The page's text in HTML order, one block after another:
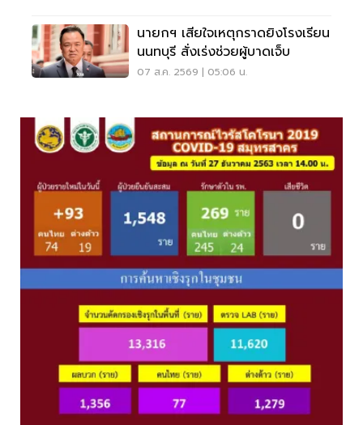
นายกฯ เสียใจเหตุกราดยิงโรงเรียน
นนทบุรี สั่งเร่งช่วยผู้บาดเจ็บ
07 ส.ค. 2569 | 05:06 น.